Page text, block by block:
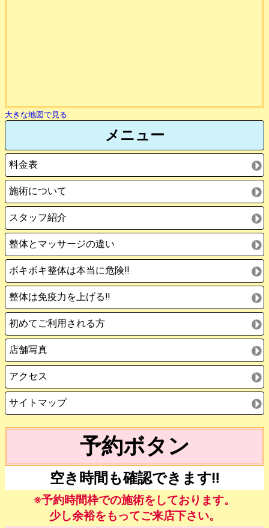
大きな地図で見る
メニュー
料金表
施術について
スタッフ紹介
整体とマッサージの違い
ボキボキ整体は本当に危険‼️
整体は免疫力を上げる‼️
初めてご利用される方
店舗写真
アクセス
サイトマップ
予約ボタン
空き時間も確認できます‼️
※予約時間枠での施術をしております。
少し余裕をもってご来店下さい。